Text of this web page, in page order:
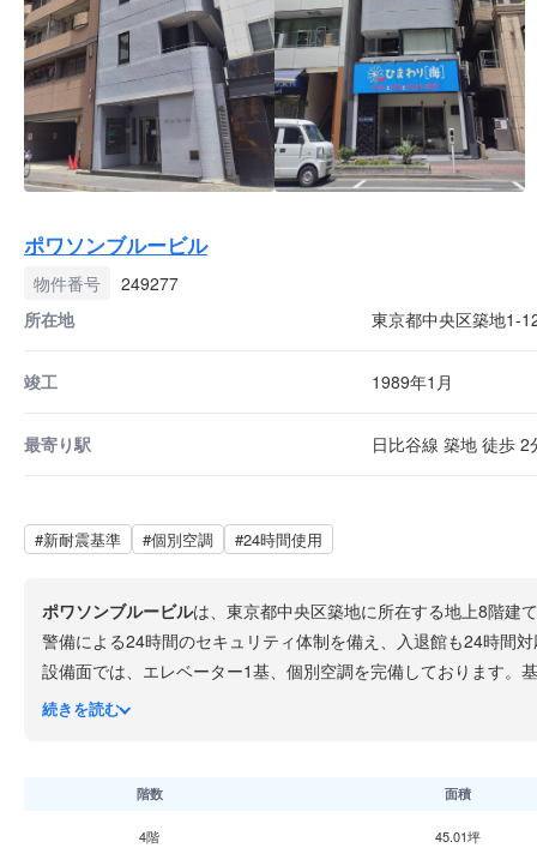
ポワソンブルービル
物件番号
249277
所在地
東京都中央区築地1-
竣工 1989年1月
最寄り駅 日比谷線 築地 徒歩 2
#新耐震基準 #個別空調 #24時間使用
ポワソンブルービルは、東京都中央区築地に所在する地上8階建
警備による24時間のセキュリティ体制を備え、入退館も24時間
設備面では、エレベーター1基、個別空調を完備しております
置しながら、ビジネスに必要な設備が整った物件です。
続きを読む
階数 面積
4階 45.01坪